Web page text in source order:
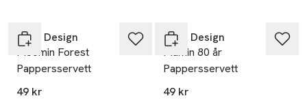
Opto Design
Moomin Forest
Pappersservett
49 kr
Opto Design
Mumin 80 år
Pappersservett
49 kr